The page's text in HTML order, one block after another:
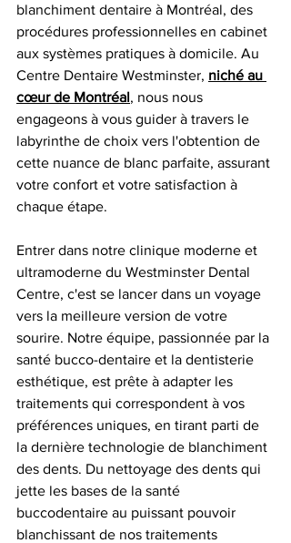
blanchiment dentaire à Montréal, des
procédures professionnelles en cabinet
aux systèmes pratiques à domicile. Au
Centre Dentaire Westminster, niché au
cœur de Montréal, nous nous
engageons à vous guider à travers le
labyrinthe de choix vers l'obtention de
cette nuance de blanc parfaite, assurant
votre confort et votre satisfaction à
chaque étape.
Entrer dans notre clinique moderne et
ultramoderne du Westminster Dental
Centre, c'est se lancer dans un voyage
vers la meilleure version de votre
sourire. Notre équipe, passionnée par la
santé bucco-dentaire et la dentisterie
esthétique, est prête à adapter les
traitements qui correspondent à vos
préférences uniques, en tirant parti de
la dernière technologie de blanchiment
des dents. Du nettoyage des dents qui
jette les bases de la santé
buccodentaire au puissant pouvoir
blanchissant de nos traitements